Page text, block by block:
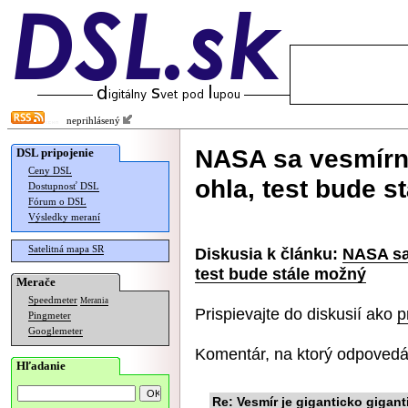
neprihlásený
DSL pripojenie
Ceny DSL
Dostupnosť DSL
Fórum o DSL
Výsledky meraní
Satelitná mapa SR
Merače
Speedmeter Merania
Pingmeter
Googlemeter
Hľadanie
NASA sa
ohla, test bude
Diskusia k článku: NASA
test bude stále možný
Prispievajte do diskusií ako
Komentár, na ktorý
Re: Vesmír je giganticko